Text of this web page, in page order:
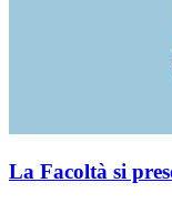
La Facoltà si